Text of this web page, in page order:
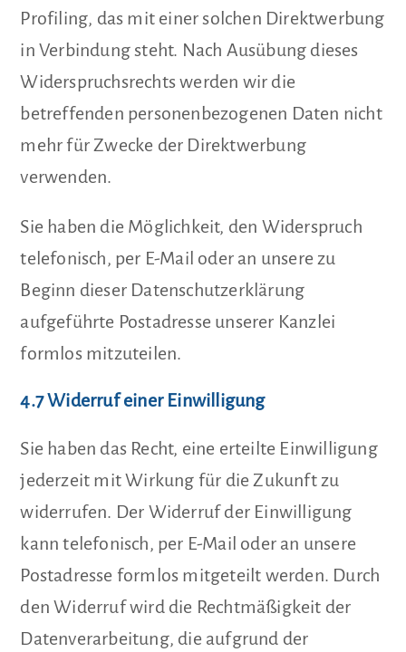
Profiling, das mit einer solchen Direktwerbung
in Verbindung steht. Nach Ausübung dieses
Widerspruchsrechts werden wir die
betreffenden personenbezogenen Daten nicht
mehr für Zwecke der Direktwerbung
verwenden.
Sie haben die Möglichkeit, den Widerspruch
telefonisch, per E-Mail oder an unsere zu
Beginn dieser Datenschutzerklärung
aufgeführte Postadresse unserer Kanzlei
formlos mitzuteilen.
4.7 Widerruf einer Einwilligung
Sie haben das Recht, eine erteilte Einwilligung
jederzeit mit Wirkung für die Zukunft zu
widerrufen. Der Widerruf der Einwilligung
kann telefonisch, per E-Mail oder an unsere
Postadresse formlos mitgeteilt werden. Durch
den Widerruf wird die Rechtmäßigkeit der
Datenverarbeitung, die aufgrund der